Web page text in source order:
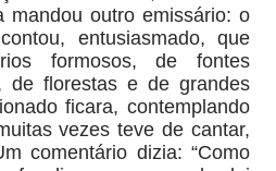
mandou outro emissário: o
entusiasmado, que
formosos, de fontes
de florestas e de grandes
ficara, contemplando
vezes teve de cantar,
comentário dizia: “Como